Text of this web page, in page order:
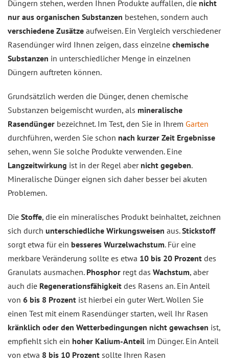
Düngern stehen, werden Ihnen Produkte auffallen, die nicht
nur aus organischen Substanzen bestehen, sondern auch
verschiedene Zusätze aufweisen. Ein Vergleich verschiedener
Rasendünger wird Ihnen zeigen, dass einzelne chemische
Substanzen in unterschiedlicher Menge in einzelnen
Düngern auftreten können.
Grundsätzlich werden die Dünger, denen chemische
Substanzen beigemischt wurden, als mineralische
Rasendünger bezeichnet. Im Test, den Sie in Ihrem Garten
durchführen, werden Sie schon nach kurzer Zeit Ergebnisse
sehen, wenn Sie solche Produkte verwenden. Eine
Langzeitwirkung ist in der Regel aber nicht gegeben.
Mineralische Dünger eignen sich daher besser bei akuten
Problemen.
Die Stoffe, die ein mineralisches Produkt beinhaltet, zeichnen
sich durch unterschiedliche Wirkungsweisen aus.Stickstoff
sorgt etwa für ein besseres Wurzelwachstum. Für eine
merkbare Veränderung sollte es etwa 10 bis 20 Prozent des
Granulats ausmachen. Phosphor regt das Wachstum, aber
auch die Regenerationsfähigkeit des Rasens an. Ein Anteil
von 6 bis 8 Prozent ist hierbei ein guter Wert. Wollen Sie
einen Test mit einem Rasendünger starten, weil Ihr Rasen
kränklich oder den Wetterbedingungen nicht gewachsen ist,
empfiehlt sich ein hoher Kalium-Anteil im Dünger. Ein Anteil
von etwa 8 bis 10 Prozent sollte Ihren Rasen